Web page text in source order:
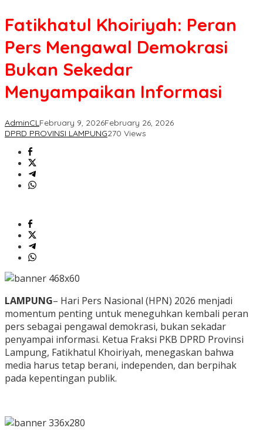
Fatikhatul Khoiriyah: Peran
Pers Mengawal Demokrasi
Bukan Sekedar
Menyampaikan Informasi
AdminCLFebruary 9, 2026February 26, 2026
DPRD PROVINSI LAMPUNG270 Views
LAMPUNG– Hari Pers Nasional (HPN) 2026 menjadi
momentum penting untuk meneguhkan kembali peran
pers sebagai pengawal demokrasi, bukan sekadar
penyampai informasi. Ketua Fraksi PKB DPRD Provinsi
Lampung, Fatikhatul Khoiriyah, menegaskan bahwa
media harus tetap berani, independen, dan berpihak
pada kepentingan publik.